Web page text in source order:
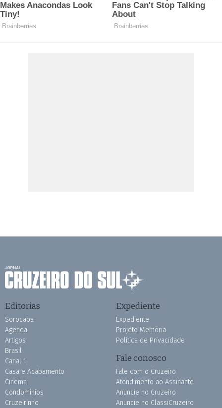
Editorias
Sorocaba
Agenda
Artigos
Brasil
Canal 1
Casa e Acabamento
Cinema
Condomínios
Cruzeirinho
Expediente
Expediente
Projeto Memória
Política de Privacidade
Fale conosco
Fale com o Cruzeiro
Atendimento ao Assinante
Anuncie no Cruzeiro
Anuncie no ClassiCruzeiro